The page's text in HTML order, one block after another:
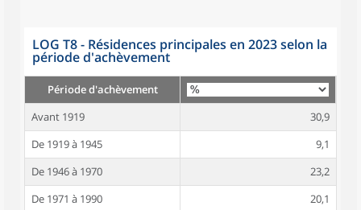
LOG T8 - Résidences principales en 2023 selon la
période d'achèvement
Période d'achèvement
Avant 1919
30,9
De 1919 à 1945
9,1
De 1946 à 1970
23,2
De 1971 à 1990
20,1